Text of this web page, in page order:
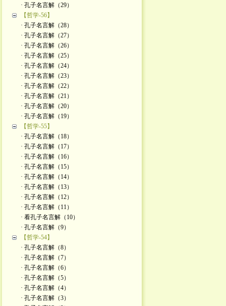
· 孔子名言解（29）
【哲学-56】
· 孔子名言解（28）
· 孔子名言解（27）
· 孔子名言解（26）
· 孔子名言解（25）
· 孔子名言解（24）
· 孔子名言解（23）
· 孔子名言解（22）
· 孔子名言解（21）
· 孔子名言解（20）
· 孔子名言解（19）
【哲学-55】
· 孔子名言解（18）
· 孔子名言解（17）
· 孔子名言解（16）
· 孔子名言解（15）
· 孔子名言解（14）
· 孔子名言解（13）
· 孔子名言解（12）
· 孔子名言解（11）
· 看孔子名言解（10）
· 孔子名言解（9）
【哲学-54】
· 孔子名言解（8）
· 孔子名言解（7）
· 孔子名言解（6）
· 孔子名言解（5）
· 孔子名言解（4）
· 孔子名言解（3）